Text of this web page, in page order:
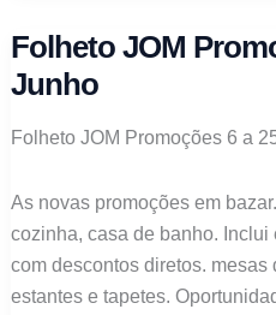
agosto
a
setembro
Folheto JOM
Junho
Folheto JOM Promoções 6 a
As novas promoções em
cozinha, casa de banho.
com descontos diretos. mesas
estantes e tapetes.